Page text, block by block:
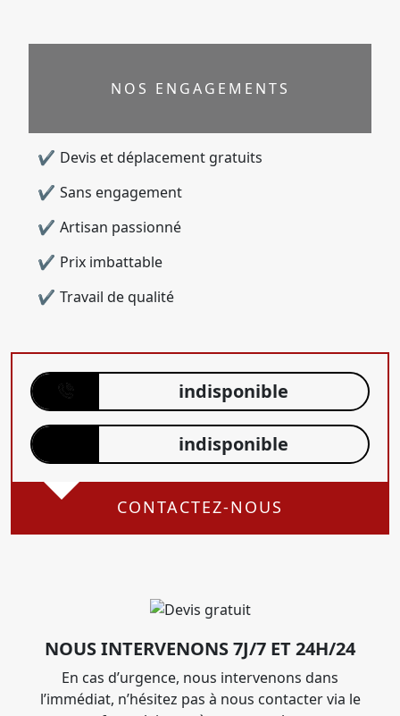
NOS ENGAGEMENTS
Devis et déplacement gratuits
Sans engagement
Artisan passionné
Prix imbattable
Travail de qualité
indisponible
indisponible
CONTACTEZ-NOUS
NOUS INTERVENONS 7J/7 ET 24H/24
En cas d’urgence, nous intervenons dans
l’immédiat, n’hésitez pas à nous contacter via le